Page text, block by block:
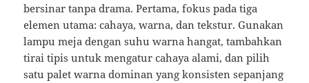
bersinar tanpa drama. Pertama, fokus pada tiga
elemen utama: cahaya, warna, dan tekstur. Gunakan
lampu meja dengan suhu warna hangat, tambahkan
tirai tipis untuk mengatur cahaya alami, dan pilih
satu palet warna dominan yang konsisten sepanjang